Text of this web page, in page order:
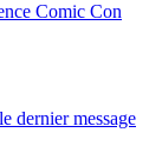
Comic Con
dernier message